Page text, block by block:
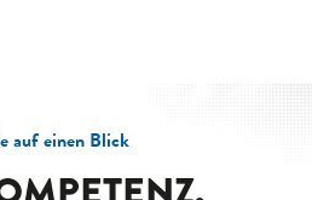
auf einen Blick